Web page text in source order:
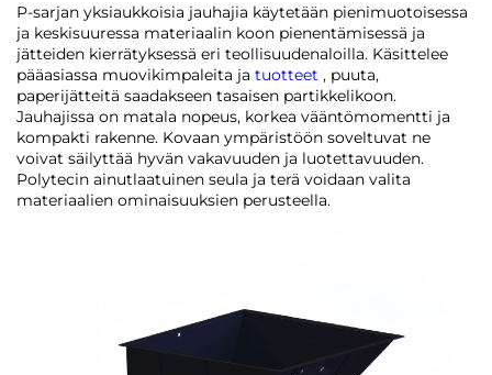
P-sarjan yksiaukkoisia jauhajia käytetään pienimuotoisessa
ja keskisuuressa materiaalin koon pienentämisessä ja
jätteiden kierrätyksessä eri teollisuudenaloilla. Käsittelee
pääasiassa muovikimpaleita ja tuotteet , puuta,
paperijätteitä saadakseen tasaisen partikkelikoon.
Jauhajissa on matala nopeus, korkea vääntömomentti ja
kompakti rakenne. Kovaan ympäristöön soveltuvat ne
voivat säilyttää hyvän vakavuuden ja luotettavuuden.
Polytecin ainutlaatuinen seula ja terä voidaan valita
materiaalien ominaisuuksien perusteella.